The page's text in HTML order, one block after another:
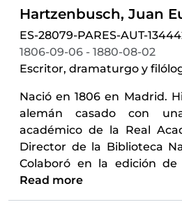
ES-28079-PARES-AUT-
1806-09-06 - 1880-08-02
Escritor, dramaturgo y
Nació en 1806 en Madrid.
alemán casado con
académico de la Real
Director de la Biblioteca
Colaboró en la edición
Read more